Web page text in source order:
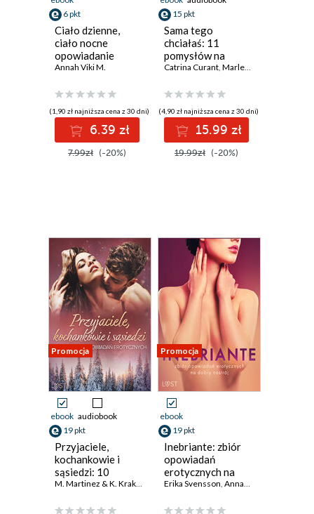
6 pkt
Ciało dzienne,
ciało nocne
opowiadanie
erotyczne
Annah Viki M.
(1,90 zł najniższa cena z 30 dni)
6.39 zł
7.99zł (-20%)
15 pkt
Sama tego
chciałaś: 11
pomysłów na
roleplay z
Catrina Curant, Marlena Rytel
(4,90 zł najniższa cena z 30 dni)
15.99 zł
19.99zł (-20%)
Promocja
ebook audiobook
19 pkt
Przyjaciele,
kochankowie i
sąsiedzi: 10
gorących
erotycznych
M. Martinez & K. Krakowiak Catrina Curant,Alexi Lexi
Promocja
ebook
19 pkt
Inebriante: zbiór
opowiadań
erotycznych na
dobry nastrój
Erika Svensson, Annah Viki M.